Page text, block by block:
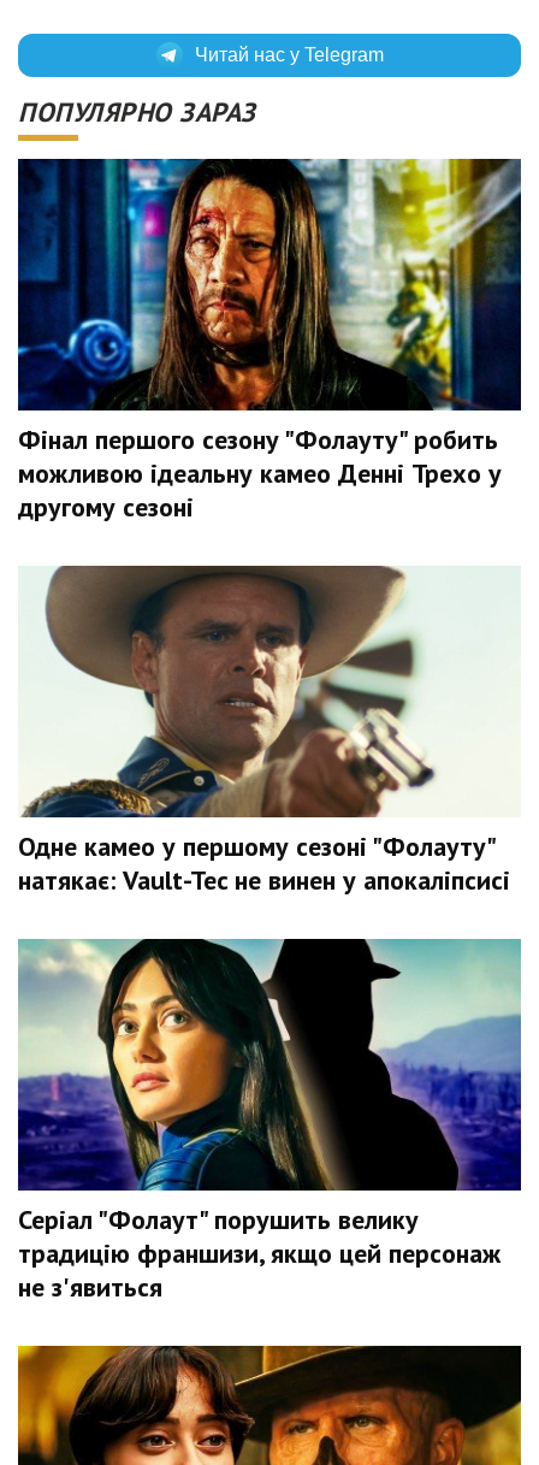
Читай нас у Telegram
ПОПУЛЯРНО ЗАРАЗ
Фінал першого сезону "Фолауту" робить
можливою ідеальну камео Денні Трехо у
другому сезоні
Одне камео у першому сезоні "Фолауту"
натякає: Vault-Tec не винен у апокаліпсисі
Серіал "Фолаут" порушить велику
традицію франшизи, якщо цей персонаж
не з'явиться